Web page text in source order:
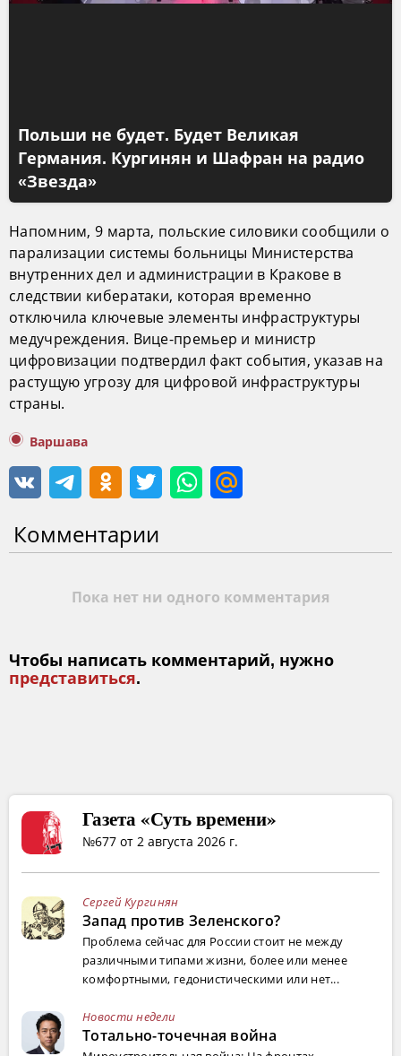
Польши не будет. Будет Великая
Германия. Кургинян и Шафран на радио
«Звезда»
Напомним, 9 марта, польские силовики сообщили о
парализации системы больницы Министерства
внутренних дел и администрации в Кракове в
следствии кибератаки, которая временно
отключила ключевые элементы инфраструктуры
медучреждения. Вице-премьер и министр
цифровизации подтвердил факт события, указав на
растущую угрозу для цифровой инфраструктуры
страны.
Варшава
Комментарии
Пока нет ни одного комментария
Чтобы написать комментарий, нужно
представиться.
Газета «Суть времени»
№677 от 2 августа 2026 г.
Сергей Кургинян
Запад против Зеленского?
Проблема сейчас для России стоит не между
различными типами жизни, более или менее
комфортными, гедонистическими или нет...
Новости недели
Тотально-точечная война